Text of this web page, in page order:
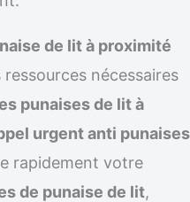
de lit à proximité
nécessaires
punaises de lit à
urgent anti punaises
rapidement votre
de punaise de lit,